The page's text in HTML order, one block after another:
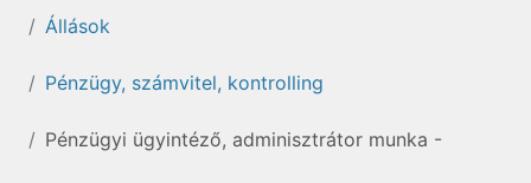
Állások
Pénzügy, számvitel, kontrolling
Pénzügyi ügyintéző, adminisztrátor munka -